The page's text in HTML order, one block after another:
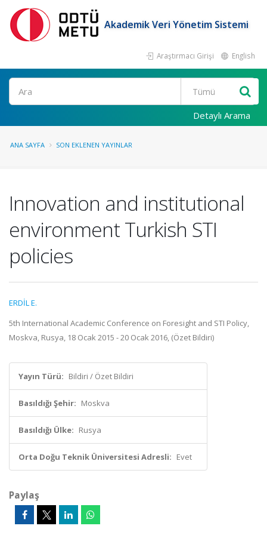
Akademik Veri Yönetim Sistemi
Araştırmacı Girişi English
Ara
Detaylı Arama
ANA SAYFA SON EKLENEN YAYINLAR
Innovation and institutional
environment Turkish STI
policies
ERDİL E.
5th International Academic Conference on Foresight and STI Policy,
Moskva, Rusya, 18 Ocak 2015 - 20 Ocak 2016, (Özet Bildiri)
Yayın Türü: Bildiri / Özet Bildiri
Basıldığı Şehir: Moskva
Basıldığı Ülke: Rusya
Orta Doğu Teknik Üniversitesi Adresli: Evet
Paylaş